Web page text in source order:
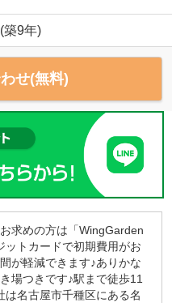
築9年)
せ(無料)
求めの方は「WingGarden
ットカードで初期費用がお
が軽減できます♪ありかな
場つきです♪駅まで徒歩11
名古屋市千種区にある名